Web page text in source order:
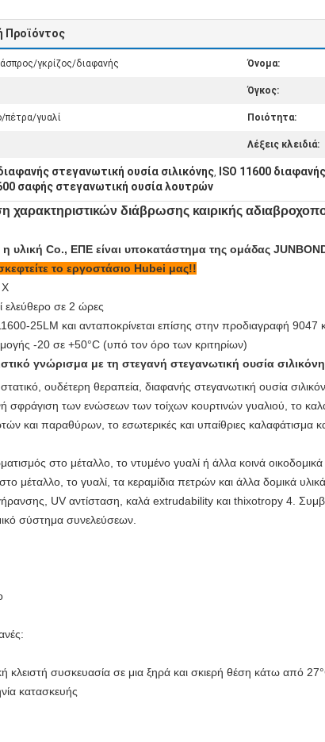
Προϊόντος
γκρίζος/διαφανής Όνομα:
Όγκος:
πέτρα/γυαλί Ποιότητα:
Λέξεις κλειδιά:
στεγανωτική ουσία σιλικόνης, ISO 11600
σαφής στεγανωτική ουσία λουτρών
χαρακτηριστικών διάβρωσης καιρικής
υλική Co., ΕΠΕ είναι υποκατάστημα της ομάδας
το εργοστάσιο Hubei μας!!
Χ
ελεύθερο σε 2 ώρες
25LM και ανταποκρίνεται επίσης στην προδιαγραφή 9047
-20 σε +50°C (υπό τον όρο των κριτηρίων)
γνώρισμα με τη στεγανή στεγανωτική ουσία
ουδέτερη θεραπεία, διαφανής στεγανωτική ουσία
σφράγιση των ενώσεων των τοίχων κουρτινών γυαλιού, το
και παραθύρων, το εσωτερικές και υπαίθριες καλαφάτισμα
στο μέταλλο, το ντυμένο γυαλί ή άλλα κοινά οικοδομικά
μέταλλο, το γυαλί, τα κεραμίδια πετρών και άλλα δομικά
UV αντίσταση, καλά extrudability και thixotropy 4.
σύστημα συνελεύσεων.
κλειστή συσκευασία σε μια ξηρά και σκιερή θέση κάτω από
κατασκευής